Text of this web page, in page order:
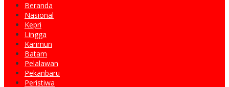
Beranda
Nasional
Kepri
Lingga
Karimun
Batam
Pelalawan
Pekanbaru
Peristiwa